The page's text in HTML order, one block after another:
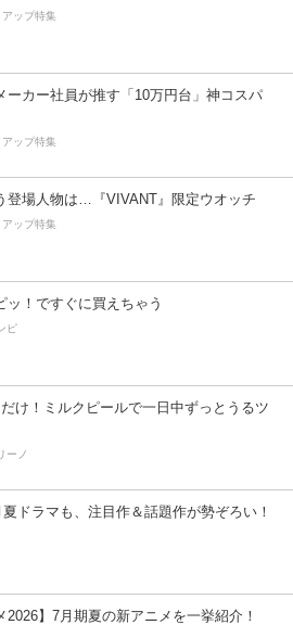
アップ特集
ーカー社員が推す「10万円台」神コスパ
アップ特集
登場人物は…『VIVANT』限定ウオッチ
アップ特集
ッ！ですぐに買えちゃう
ピ
け！ミルクピールで一日中ずっとうるツ
ーノ
ドラマも、注目作＆話題作が勢ぞろい！
2026】7月期夏の新アニメを一挙紹介！